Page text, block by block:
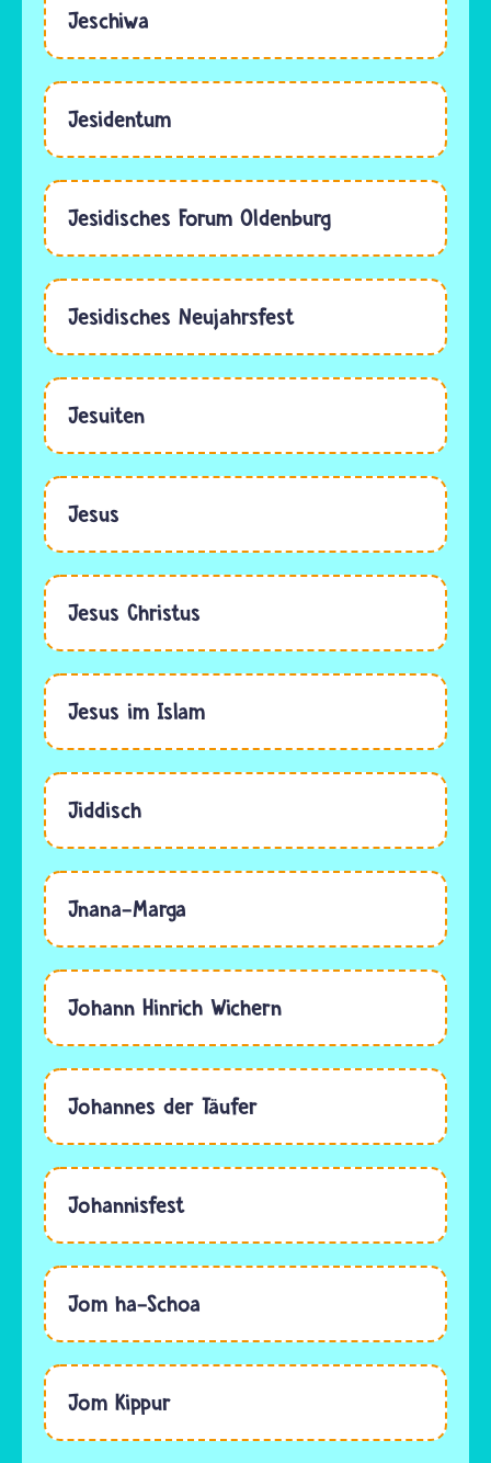
Jeschiwa
Jesidentum
Jesidisches Forum Oldenburg
Jesidisches Neujahrsfest
Jesuiten
Jesus
Jesus Christus
Jesus im Islam
Jiddisch
Jnana-Marga
Johann Hinrich Wichern
Johannes der Täufer
Johannisfest
Jom ha-Schoa
Jom Kippur